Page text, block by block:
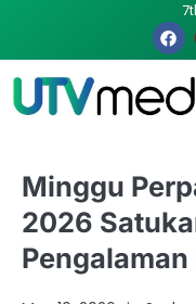
Minggu
2026
Pengalaman